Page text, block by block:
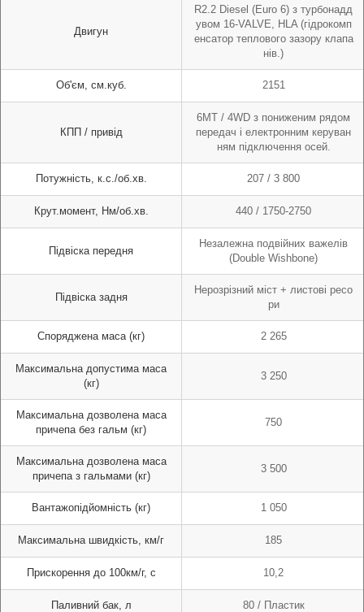
Двигун
Об'єм, см.куб.
КПП / привід
Потужність, к.с./об.хв.
Крут.момент, Нм/об.хв.
Підвіска передня
Підвіска задня
Споряджена маса (кг)
Максимальна допустима маса
(кг)
Максимальна дозволена маса
причепа без гальм (кг)
Максимальна дозволена маса
причепа з гальмами (кг)
Вантажопідйомність (кг)
Максимальна швидкість, км/г
Прискорення до 100км/г, с
Паливний бак, л
R2.2 Diesel (Euro 6) з турбонадд
увом 16-VALVE, HLA (гідрокомп
енсатор теплового зазору клапа
нів.)
2151
6MT / 4WD з пониженим рядом
передач і електронним керуван
ням підключення осей.
207 / 3 800
440 / 1750-2750
Незалежна подвійних важелів
(Double Wishbone)
Нерозрізний міст + листові ресо
ри
2 265
3 250
750
3 500
1 050
185
10,2
80 / Пластик